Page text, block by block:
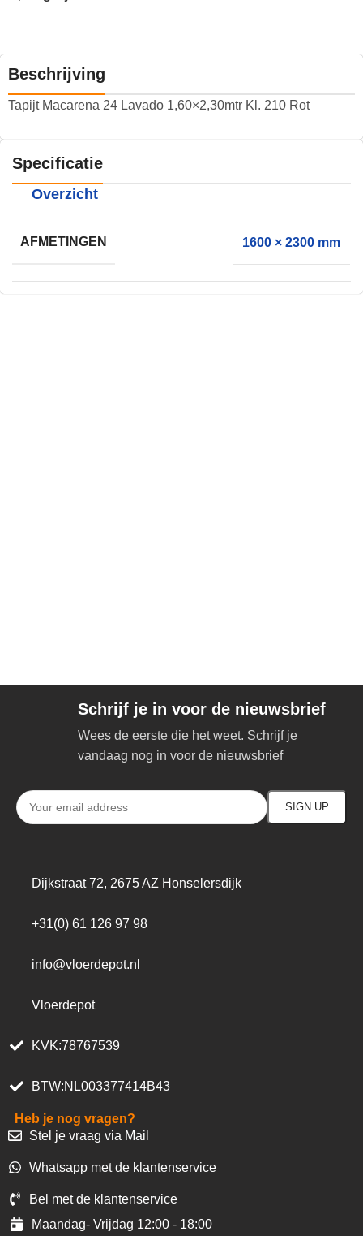
Beschrijving
Tapijt Macarena 24 Lavado 1,60×2,30mtr Kl. 210 Rot
Specificatie
Overzicht
AFMETINGEN 1600 × 2300 mm
Schrijf je in voor de nieuwsbrief
Wees de eerste die het weet. Schrijf je
vandaag nog in voor de nieuwsbrief
Dijkstraat 72, 2675 AZ Honselersdijk
+31(0) 61 126 97 98
info@vloerdepot.nl
Vloerdepot
KVK:78767539
BTW:NL003377414B43
Heb je nog vragen?
Stel je vraag via Mail
Whatsapp met de klantenservice
Bel met de klantenservice
Maandag- Vrijdag 12:00 - 18:00